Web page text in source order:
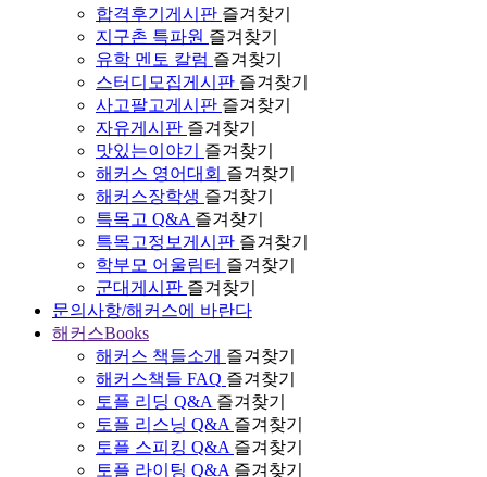
합격후기게시판 즐겨찾기
지구촌 특파원 즐겨찾기
유학 멘토 칼럼 즐겨찾기
스터디모집게시판 즐겨찾기
사고팔고게시판 즐겨찾기
자유게시판 즐겨찾기
맛있는이야기
즐겨찾기
해커스 영어대회 즐겨찾기
해커스장학생 즐겨찾기
특목고 Q&A 즐겨찾기
특목고정보게시판 즐겨찾기
학부모 어울림터 즐겨찾기
군대게시판 즐겨찾기
문의사항/해커스에 바란다
해커스Books
해커스 책들소개 즐겨찾기
해커스책들 FAQ 즐겨찾기
토플 리딩 Q&A 즐겨찾기
토플 리스닝 Q&A 즐겨찾기
토플 스피킹 Q&A 즐겨찾기
토플 라이팅 Q&A 즐겨찾기